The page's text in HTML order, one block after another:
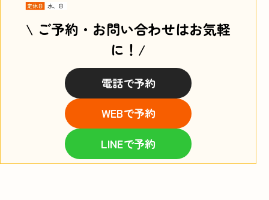
\ ご予約・お問い合わせはお気軽
に！/
電話で予約
WEBで予約
LINEで予約